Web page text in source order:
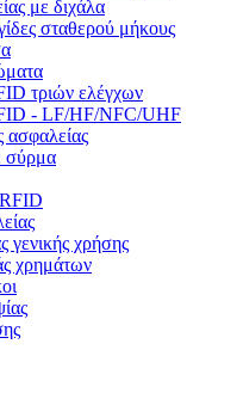
με διχάλα
σταθερού μήκους
τριών ελέγχων
- LF/HF/NFC/UHF
ασφαλείας
σύρμα
γενικής χρήσης
χρημάτων